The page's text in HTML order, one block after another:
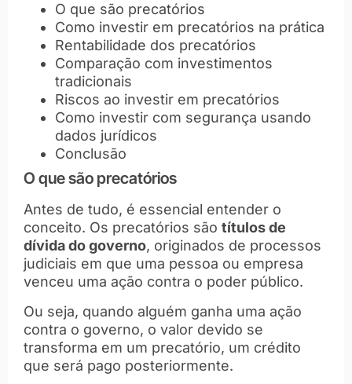
O que são precatórios
Como investir em precatórios na prática
Rentabilidade dos precatórios
Comparação com investimentos
tradicionais
Riscos ao investir em precatórios
Como investir com segurança usando
dados jurídicos
Conclusão
O que são precatórios
Antes de tudo, é essencial entender o
conceito. Os precatórios são títulos de
dívida do governo, originados de processos
judiciais em que uma pessoa ou empresa
venceu uma ação contra o poder público.
Ou seja, quando alguém ganha uma ação
contra o governo, o valor devido se
transforma em um precatório, um crédito
que será pago posteriormente.